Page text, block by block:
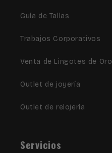
Guía de Tallas
Trabajos Corporativos
Venta de Lingotes de Oro
Outlet de joyería
Outlet de relojería
Servicios